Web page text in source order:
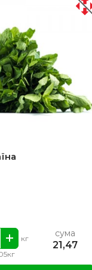
кг сума
21,47